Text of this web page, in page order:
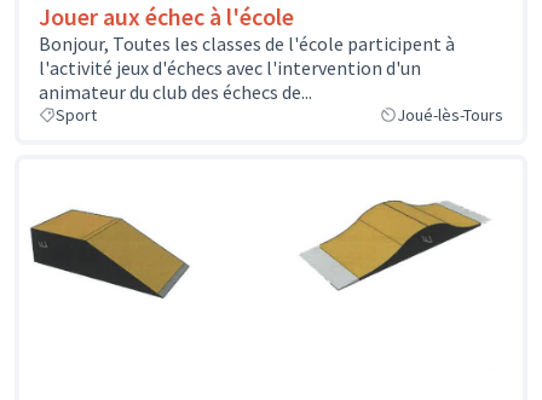
Jouer aux échec à l'école
Bonjour, Toutes les classes de l'école participent à
l'activité jeux d'échecs avec l'intervention d'un
animateur du club des échecs de...
Sport Joué-lès-Tours